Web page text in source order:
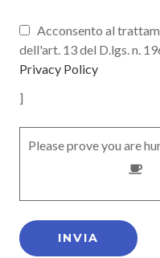
Acconsento al
dell'art. 13 del D.lgs. n.
Privacy Policy
]
Please prove you are